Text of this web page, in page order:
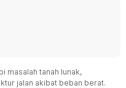
masalah tanah lunak,
jalan akibat beban berat.